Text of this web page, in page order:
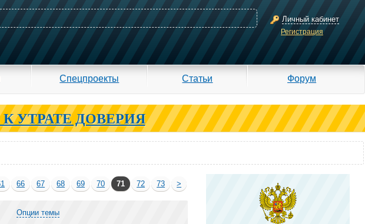
Личный кабинет
Регистрация
Спецпроекты Статьи Форум
УТРАТЕ ДОВЕРИЯ
66 67 68 69 70 71 72 73 >
Опции темы